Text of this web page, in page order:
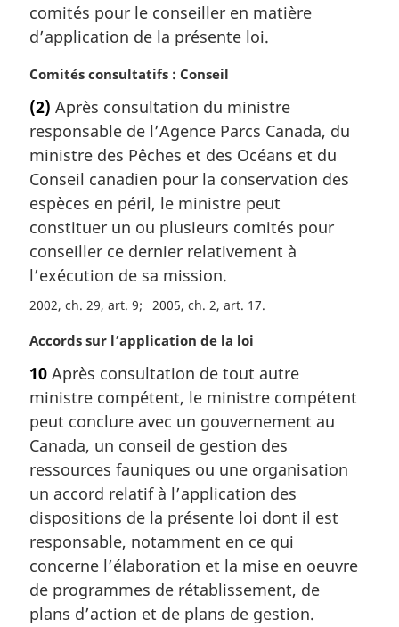
g
i
a
l
e
:
comités pour le conseiller en matière
d’application de la présente loi.
N
t
e
m
a
g
i
n
a
e
Comités consultatifs : Conseil
(2) Après consultation du ministre
responsable de l’Agence Parcs Canada, du
ministre des Pêches et des Océans et du
Conseil canadien pour la conservation des
espèces en péril, le ministre peut
constituer un ou plusieurs comités pour
conseiller ce dernier relativement à
l’exécution de sa mission.
2002, ch. 29, art. 9 2005, ch. 2, art. 17
N
t
e
m
a
g
i
n
a
e
:
Accords sur l’application de la loi
10 Après consultation de tout autre
ministre compétent, le ministre compétent
peut conclure avec un gouvernement au
Canada, un conseil de gestion des
ressources fauniques ou une organisation
un accord relatif à l’application des
dispositions de la présente loi dont il est
responsable, notamment en ce qui
concerne l’élaboration et la mise en oeuvre
de programmes de rétablissement, de
plans d’action et de plans de gestion.